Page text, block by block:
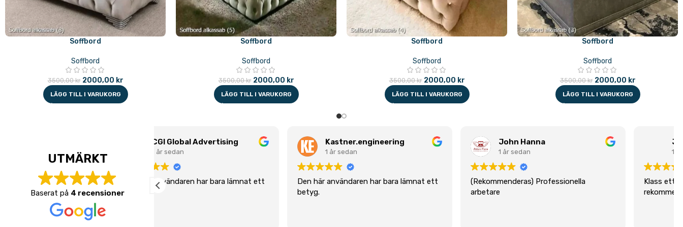
Soffbord
Soffbord
3500,00kr 2000,00 kr
LÄGG TILL I VARUKORG
Soffbord
Soffbord
3500,00kr 2000,00 kr
LÄGG TILL I VARUKORG
Soffbord
Soffbord
3500,00kr 2000,00 kr
LÄGG TILL I VARUKORG
Soffbord
Soffbord
3500,00kr 2000,00 kr
LÄGG TILL I VARUKORG
UTMÄRKT
Baserat på 4 recensioner
här användaren har bara lämnat ett
Kastner.engineering
Den här användaren har bara lämnat ett
John Hanna
(Rekommenderas) Professionella
Jamil Al Houmsi
Klass ett produkt och service,